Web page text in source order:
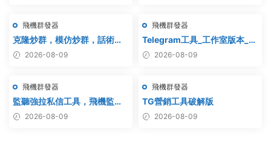
飛機群發器
克隆炒群，模仿炒群，話術炒
群，跟發炒群，自動炒群 破解
報群發 telegram群發 克隆炒
群 炒群
2026-08-09
飛機群發器
Telegram工具_工作室版本_飛
機群發器_最新破解版
2026-08-09
飛機群發器
監聽強拉私信工具，飛機監
聽，飛機監聽強拉，飛機監聽
2026-08-09
飛機群發器
TG營銷工具破解版
2026-08-09